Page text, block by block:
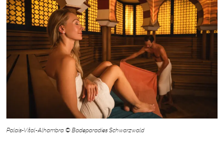
Palais-Vital-Alhambra © Badeparadies Schwarzwald